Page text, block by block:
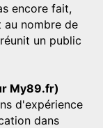
encore fait,
au nombre de
un public
My89.fr)
d'expérience
dans